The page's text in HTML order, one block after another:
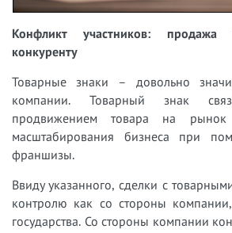
Конфликт участников: продажа
конкуренту
Товарные знаки – довольно
компании. Товарный знак
продвижением товара на
масштабирования бизнеса при
франшизы.
Ввиду указанного, сделки с
контролю как со стороны
государства. Со стороны компании